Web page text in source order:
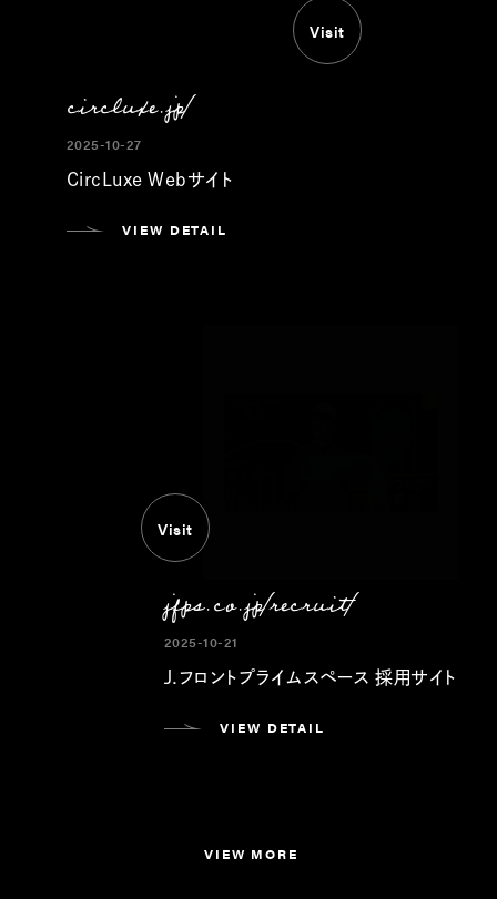
Visit
circluxe.jp/
2025-10-27
CircLuxe Webサイト
VIEW DETAIL
Visit
jfps.co.jp/recruit/
2025-10-21
J.フロントプライムスペース 採用サイト
VIEW DETAIL
VIEW MORE